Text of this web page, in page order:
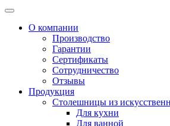
Toggle
navigationО компании
Производство
Гарантии
Сертификаты
Сотрудничество
Отзывы
Продукция
Столешницы из
Для кухни
Для ванной